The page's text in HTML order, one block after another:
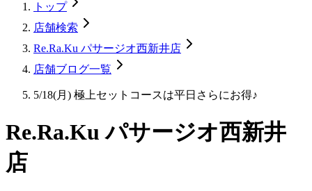
トップ
店舗検索
Re.Ra.Ku パサージオ西新井店
店舗ブログ一覧
5/18(月) 極上セットコースは平日さらにお得♪
Re.Ra.Ku パサージオ西新井
店